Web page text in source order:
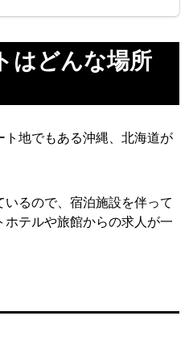
はどんな場所
地でもある沖縄、北海道が
るので、宿泊施設を伴って
テルや旅館からの求人が一